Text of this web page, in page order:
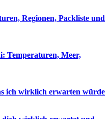
Regionen, Packliste und
Temperaturen, Meer,
ich wirklich erwarten würde